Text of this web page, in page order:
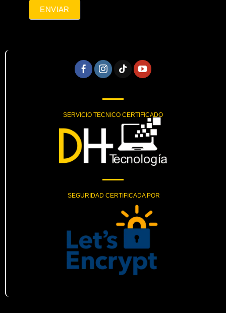
ENVIAR
SERVICIO TECNICO CERTIFICADO
SEGURIDAD CERTIFICADA POR